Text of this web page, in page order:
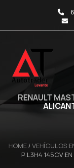
RENAULT
HOME / VEHÍCULOS
P L3H4 145CV EN